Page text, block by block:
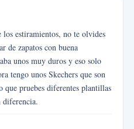
los estiramientos, no te olvides
de zapatos con buena
unos muy duros y eso solo
tengo unos Skechers que son
que pruebes diferentes plantillas
diferencia.